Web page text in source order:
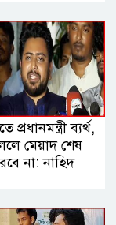
প্রধানমন্ত্রী ব্যর্থ,
মেয়াদ শেষ
না: নাহিদ